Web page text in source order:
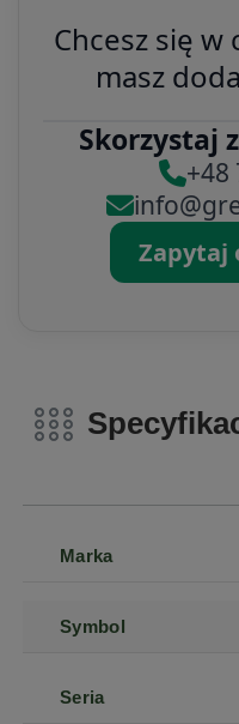
Chcesz się
masz
Skorzystaj
+48
Zapytaj
Marka
Symbol
Seria